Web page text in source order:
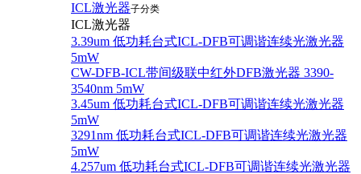
ICL激光器子分类
ICL激光器
3.39um 低功耗台式ICL-DFB可调谐连续光激光器
5mW
CW-DFB-ICL带间级联中红外DFB激光器 3390-
3540nm 5mW
3.45um 低功耗台式ICL-DFB可调谐连续光激光器
5mW
3291nm 低功耗台式ICL-DFB可调谐连续光激光器
5mW
4.257um 低功耗台式ICL-DFB可调谐连续光激光器